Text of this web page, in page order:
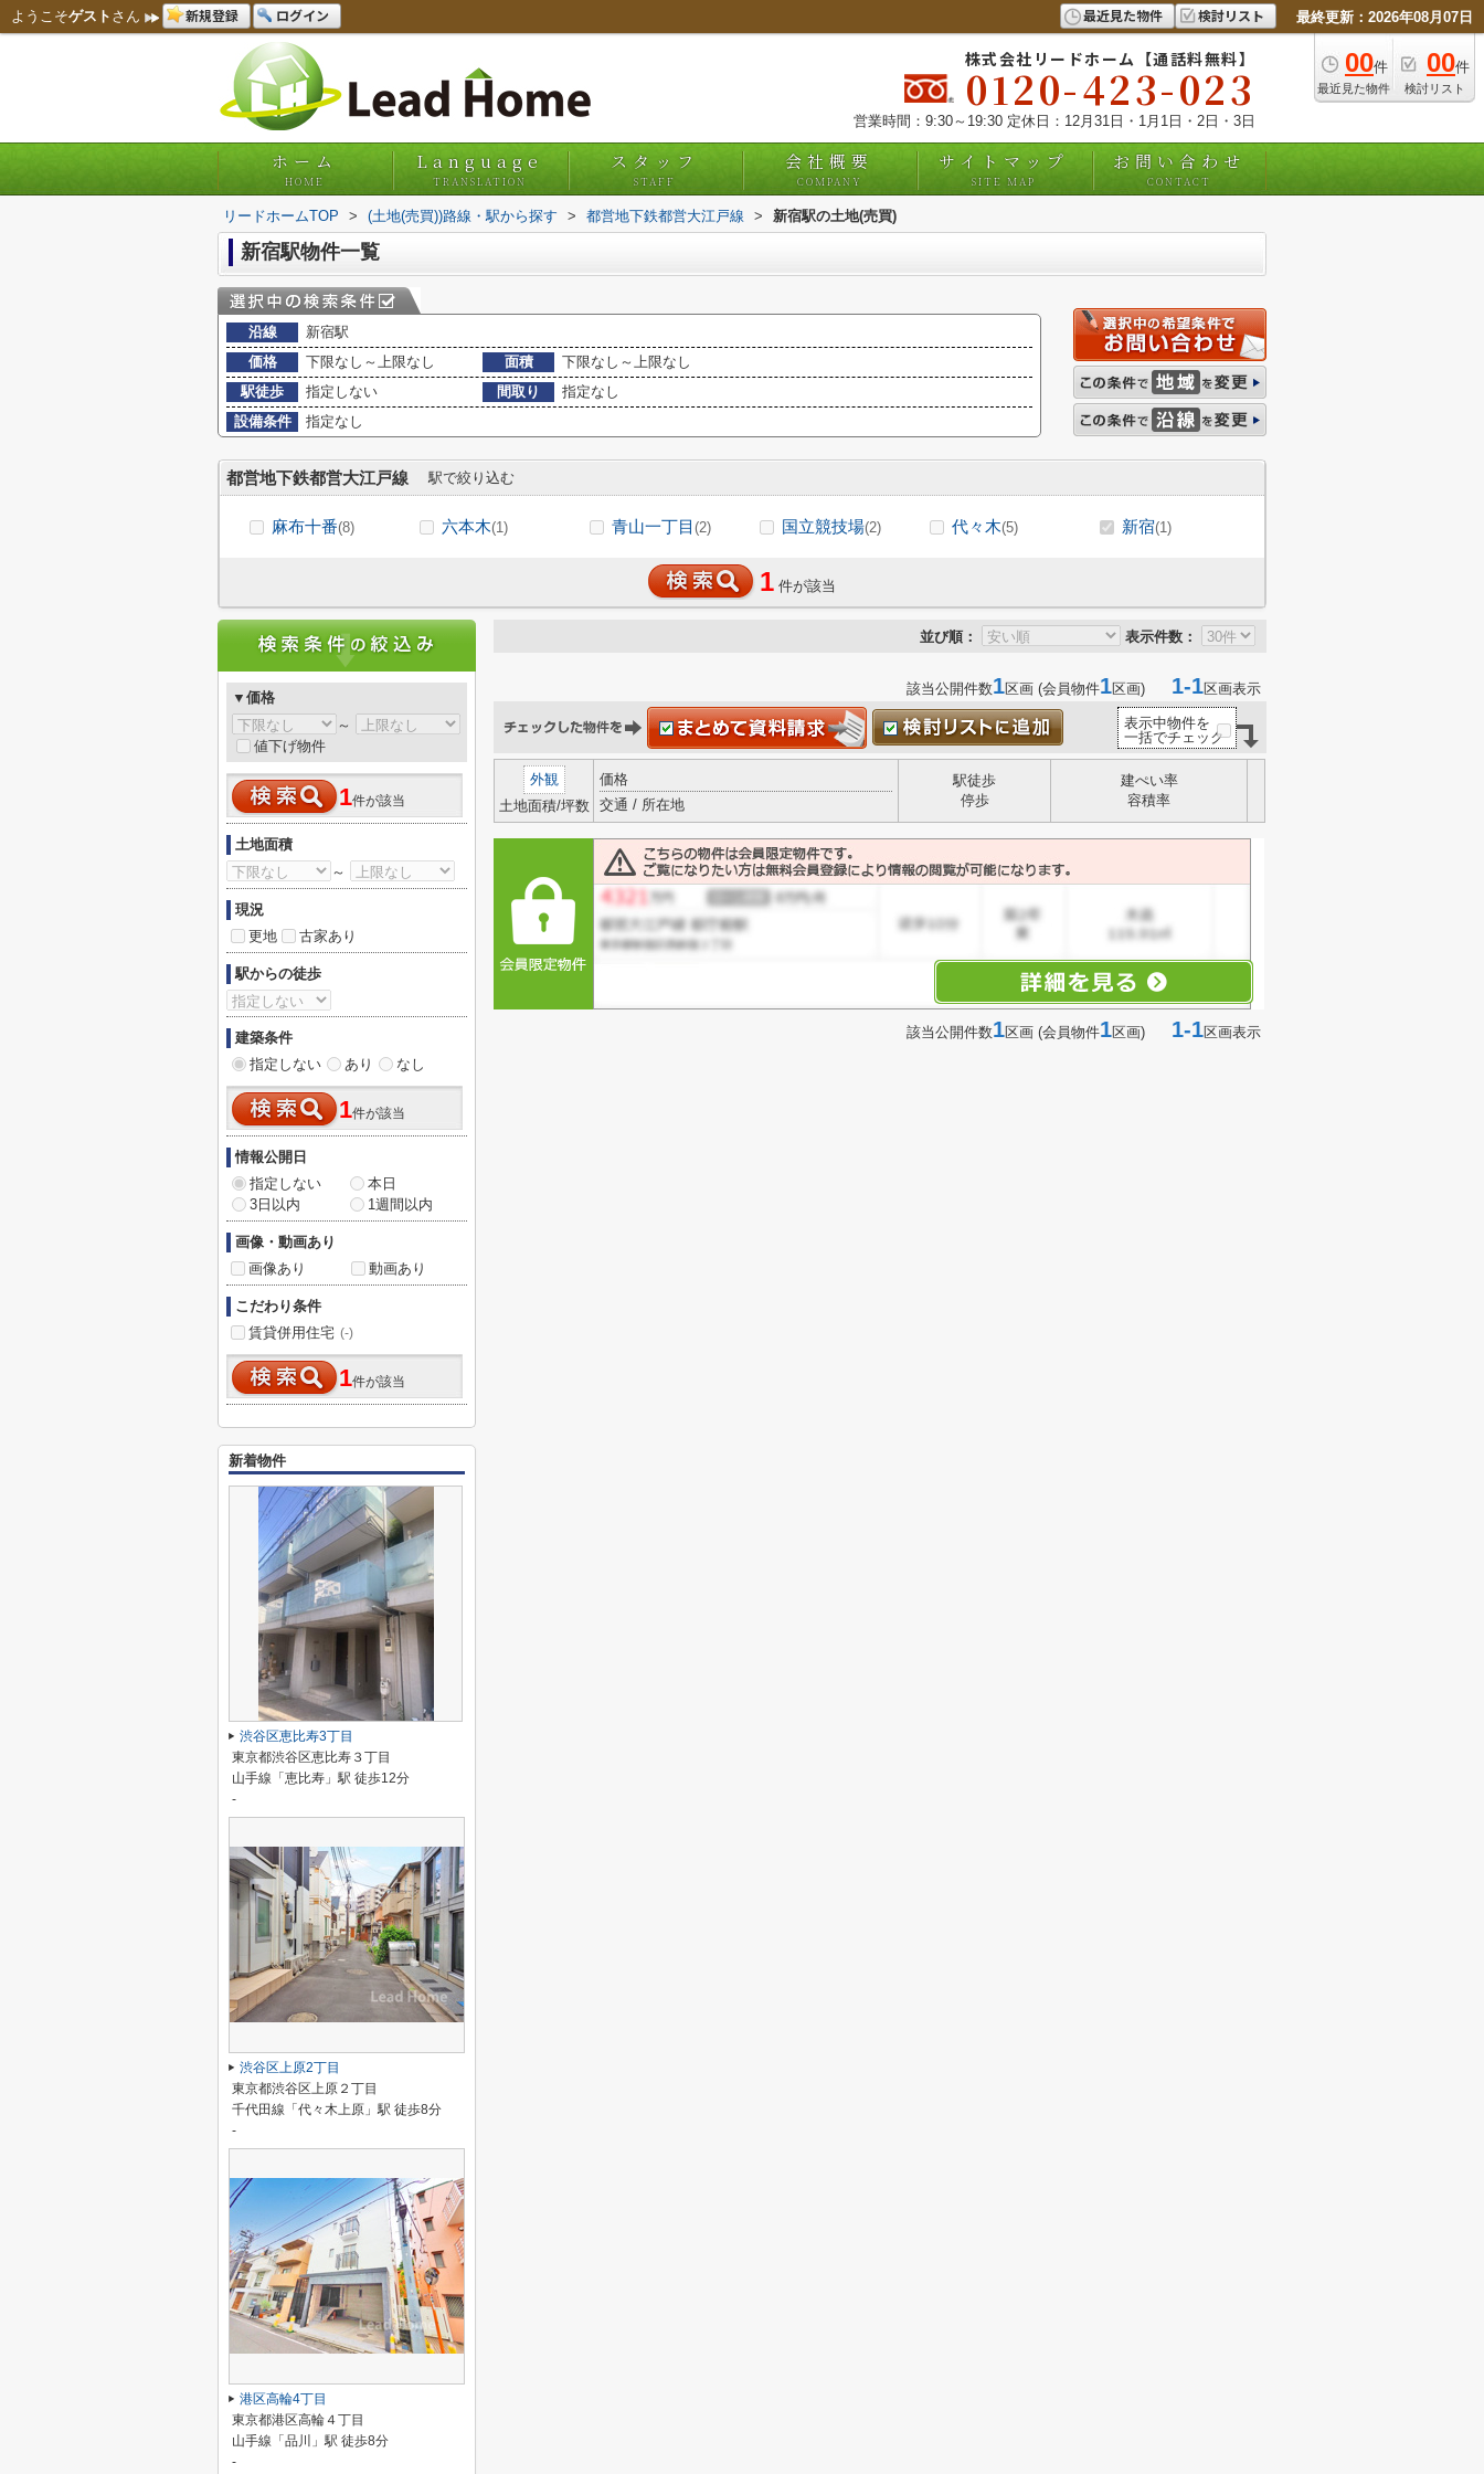
ようこそゲスト さん 新規登録 ログイン 最近見た物件 検討リスト 最終更新：2026年08月07日
00件
最近見た物件
00件
検討リスト
株式会社リードホーム【通話料無料】
0120-423-023
営業時間：9:30～19:30 定休日：12月31日・1月1日・2日・3日
ホーム
HOME
Language
TRANSLATION
スタッフ
STAFF
会社概要
COMPANY
サイトマップ
SITE MAP
お問い合わせ
CONTACT
リードホームTOP > (土地(売買))路線・駅から探す > 都営地下鉄都営大江戸線 > 新宿駅の土地(売買)
新宿駅物件一覧
沿線
新宿駅
価格
下限なし～上限なし 面積
下限なし～上限なし
駅徒歩
指定しない 間取り
指定なし
設備条件
指定なし
都営地下鉄都営大江戸線 駅で絞り込む
麻布十番(8) 六本木(1) 青山一丁目 (2) 国立競技場(2) 代々木(5) 新宿(1)
1 件が該当
並び順： 表示件数：
該当公開件数1区画 (会員物件1区画) 1-1区画表示
表示中物件を
一括でチェック
外観
土地面積/坪数
価格
交通 / 所在地
駅徒歩
停歩
建ぺい率
容積率
該当公開件数1区画 (会員物件1区画) 1-1区画表示
▼価格
～
値下げ物件
1件が該当
土地面積
～
現況
更地
古家あり
駅からの徒歩
建築条件
指定しない
あり なし
1件が該当
情報公開日
指定しない
本日
3日以内
1週間以内
画像・動画あり
画像あり
動画あり
こだわり条件
賃貸併用住宅 (-)
1件が該当
新着物件
渋谷区恵比寿3丁目
東京都渋谷区恵比寿３丁目
山手線「恵比寿」駅 徒歩12分
-
渋谷区上原2丁目
東京都渋谷区上原２丁目
千代田線「代々木上原」駅 徒歩8分
-
港区高輪4丁目
東京都港区高輪４丁目
山手線「品川」駅 徒歩8分
-